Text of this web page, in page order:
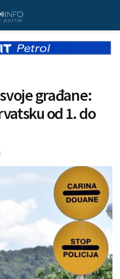
građane:
od 1. do